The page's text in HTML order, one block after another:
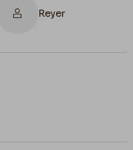
Reyer